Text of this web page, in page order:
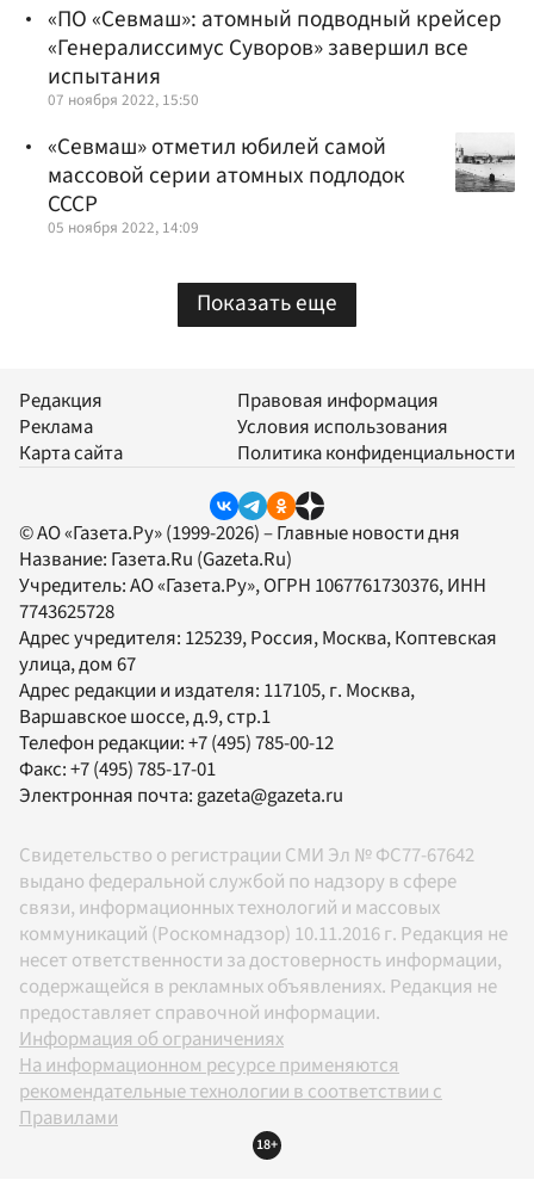
«ПО «Севмаш»: атомный подводный крейсер
«Генералиссимус Суворов» завершил все
испытания
07 ноября 2022, 15:50
«Севмаш» отметил юбилей самой
массовой серии атомных подлодок
СССР
05 ноября 2022, 14:09
Показать еще
Редакция
Реклама
Карта сайта
Правовая информация
Условия использования
Политика конфиденциальности
© АО «Газета.Ру» (1999-2026) – Главные новости дня
Название: Газета.Ru (Gazeta.Ru)
Учредитель:АО «Газета.Ру», ОГРН 1067761730376, ИНН
7743625728
Адрес учредителя: 125239, Россия, Москва, Коптевская
улица, дом 67
Адрес редакции и издателя: 117105, г. Москва,
Варшавское шоссе, д.9, стр.1
Телефон редакции:+7 (495) 785-00-12
Факс:+7 (495) 785-17-01
Электронная почта: gazeta@gazeta.ru
Свидетельство о регистрации СМИ Эл № ФС77-67642
выдано федеральной службой по надзору в сфере
связи, информационных технологий и массовых
коммуникаций (Роскомнадзор) 10.11.2016 г. Редакция не
несет ответственности за достоверность информации,
содержащейся в рекламных объявлениях. Редакция не
предоставляет справочной информации.
Информация об ограничениях
На информационном ресурсе применяются
рекомендательные технологии в соответствии с
Правилами
18+